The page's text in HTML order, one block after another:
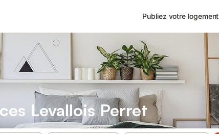
Publiez votre logement
Levallois Perret